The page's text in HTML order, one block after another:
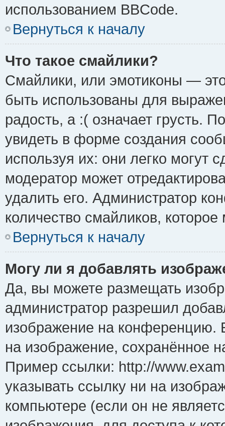
использованием BBCode.
Вернуться к началу
Что такое смайлики?
Смайлики, или эмотиконы —
быть использованы для
радость, а :( означает грусть.
увидеть в форме создания
используя их: они легко могут
модератор может
удалить его. Администратор
количество смайликов,
Вернуться к началу
Могу ли я добавлять
Да, вы можете размещать
администратор разрешил
изображение на конференцию.
на изображение, сохранённое
Пример ссылки: http://
указывать ссылку ни на
компьютере (если он не